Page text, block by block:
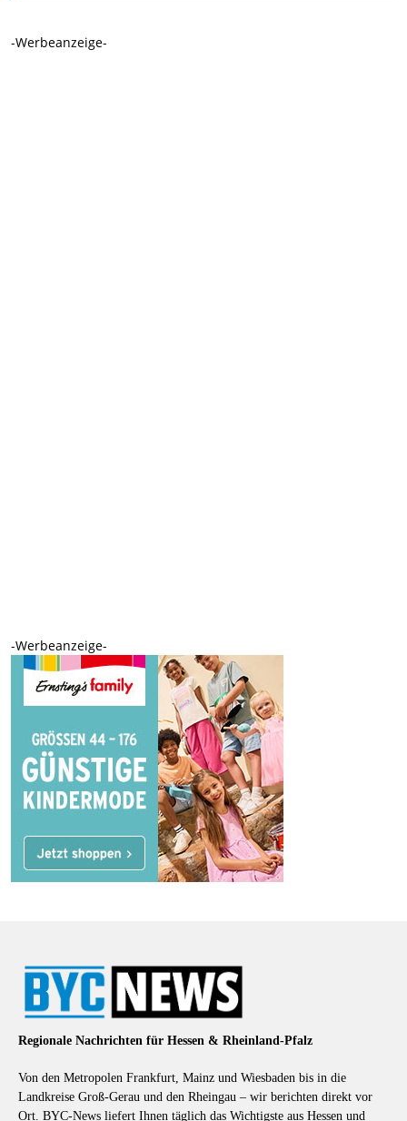
-Werbeanzeige-
-Werbeanzeige-
Regionale Nachrichten für Hessen & Rheinland-Pfalz
Von den Metropolen Frankfurt, Mainz und Wiesbaden bis in die
Landkreise Groß-Gerau und den Rheingau – wir berichten direkt vor
Ort. BYC-News liefert Ihnen täglich das Wichtigste aus Hessen und